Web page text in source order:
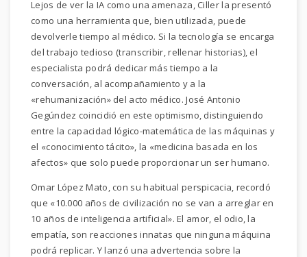
Lejos de ver la IA como una amenaza, Ciller la presentó
como una herramienta que, bien utilizada, puede
devolverle tiempo al médico. Si la tecnología se encarga
del trabajo tedioso (transcribir, rellenar historias), el
especialista podrá dedicar más tiempo a la
conversación, al acompañamiento y a la
«rehumanización» del acto médico. José Antonio
Gegúndez coincidió en este optimismo, distinguiendo
entre la capacidad lógico-matemática de las máquinas y
el «conocimiento tácito», la «medicina basada en los
afectos» que solo puede proporcionar un ser humano.
Omar López Mato, con su habitual perspicacia, recordó
que «10.000 años de civilización no se van a arreglar en
10 años de inteligencia artificial». El amor, el odio, la
empatía, son reacciones innatas que ninguna máquina
podrá replicar. Y lanzó una advertencia sobre la